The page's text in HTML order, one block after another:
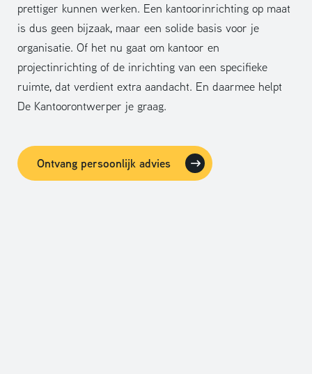
prettiger kunnen werken. Een kantoorinrichting op maat
is dus geen bijzaak, maar een solide basis voor je
organisatie. Of het nu gaat om kantoor en
projectinrichting of de inrichting van een specifieke
ruimte, dat verdient extra aandacht. En daarmee helpt
De Kantoorontwerper je graag.
Ontvang persoonlijk advies